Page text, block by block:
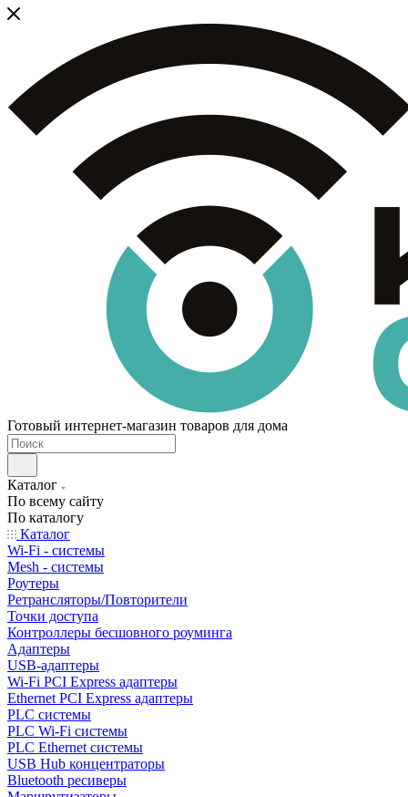
Готовый интернет-магазин товаров для дома
Каталог
По всему сайту
По каталогу
Каталог
Wi-Fi - системы
Mesh - системы
Роутеры
Ретрансляторы/Повторители
Точки доступа
Контроллеры бесшовного роуминга
Адаптеры
USB-адаптеры
Wi-Fi PCI Express адаптеры
Ethernet PCI Express адаптеры
PLC системы
PLC Wi-Fi системы
PLC Ethernet системы
USB Hub концентраторы
Bluetooth ресиверы